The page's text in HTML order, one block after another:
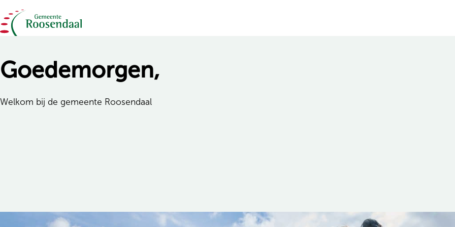
Ga naar de inhoud
Goedemorgen,
Welkom bij de gemeente Roosendaal